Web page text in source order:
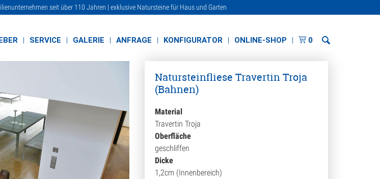
seit über 110 Jahren | exklusive Natursteine für Haus und Garten
SERVICE GALERIE ANFRAGE KONFIGURATOR ONLINE-SHOP 0
Natursteinfliese Travertin Troja
(Bahnen)
Material
Travertin Troja
Oberfläche
geschliffen
Dicke
1,2cm (Innenbereich)